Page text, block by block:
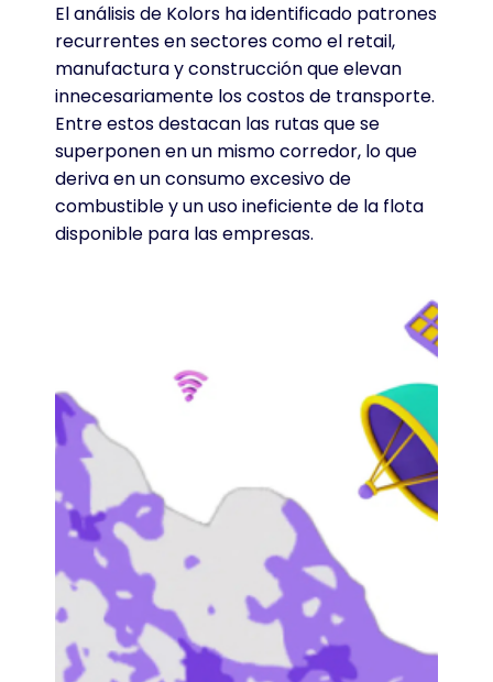
El análisis de Kolors ha identificado patrones
recurrentes en sectores como el retail,
manufactura y construcción que elevan
innecesariamente los costos de transporte.
Entre estos destacan las rutas que se
superponen en un mismo corredor, lo que
deriva en un consumo excesivo de
combustible y un uso ineficiente de la flota
disponible para las empresas.